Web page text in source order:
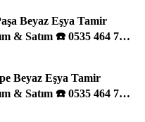
Beyaz Eşya Tamir
& Satım ☎️ 0535 464 76
Beyaz Eşya Tamir
& Satım ☎️ 0535 464 76